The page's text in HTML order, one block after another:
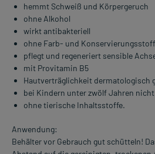
hemmt Schweiß und Körpergeruch
ohne Alkohol
wirkt antibakteriell
ohne Farb- und
pflegt und regeneriert sensible
mit Provitamin B5
Hautverträglichkeit dermatologisch
bei Kindern unter zwölf Jahren
ohne tierische Inhaltsstoffe.
Anwendung:
Behälter vor Gebrauch gut schütteln!